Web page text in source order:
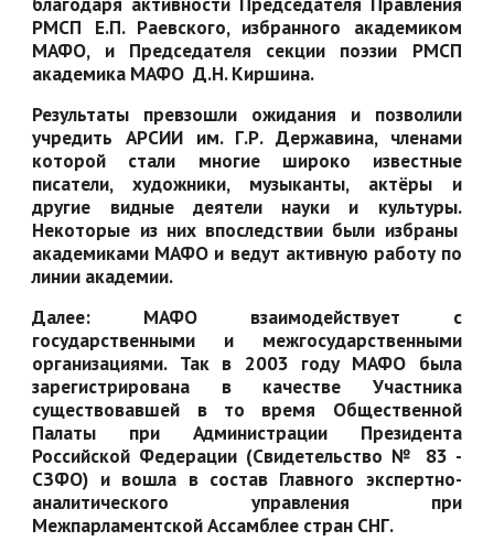
РМСП Е.П. Раевского, избранного академиком
МАФО, и Председателя секции поэзии РМСП
академика МАФО Д.Н. Киршина.
Результаты превзошли ожидания и позволили
учредить АРСИИ им. Г.Р. Державина, членами
которой стали многие широко известные
писатели, художники, музыканты, актёры и
другие видные деятели науки и культуры.
Некоторые из них впоследствии были избраны
академиками МАФО и ведут активную работу по
линии академии.
Далее: МАФО взаимодействует с
государственными и межгосударственными
организациями. Так в 2003 году МАФО была
зарегистрирована в качестве Участника
существовавшей в то время Общественной
Палаты при Администрации Президента
Российской Федерации (Свидетельство № 83 -
СЗФО) и вошла в состав Главного экспертно-
аналитического управления при
Межпарламентской Ассамблее стран СНГ.